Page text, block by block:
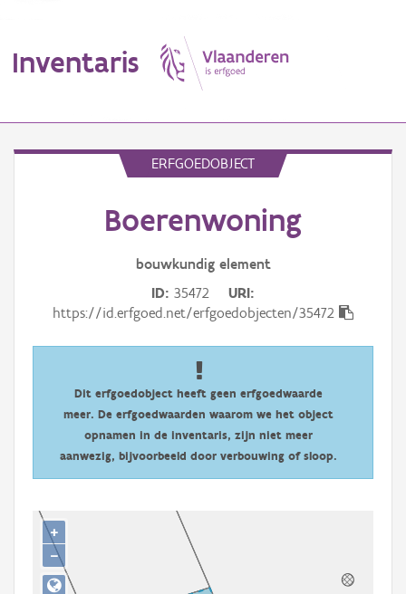
Inventaris
Persoon of collectief
Downloads
Aanmelden
ERFGOEDOBJECT
Boerenwoning
bouwkundig element
ID 35472
URI
https://id.erfgoed.net/erfgoedobjecten/35472
Dit erfgoedobject heeft geen erfgoedwaarde
meer. De erfgoedwaarden waarom we het object
opnamen in de inventaris, zijn niet meer
aanwezig, bijvoorbeeld door verbouwing of sloop.
+
−